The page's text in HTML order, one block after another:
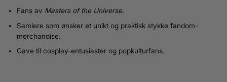
Fans av Masters of the Universe.
Samlere som ønsker et unikt og praktisk stykke fandom-
merchandise.
Gave til cosplay-entusiaster og popkulturfans.